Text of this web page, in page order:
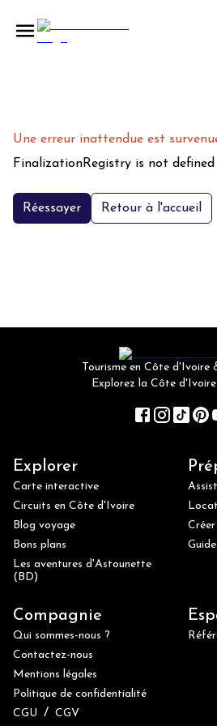
Une erreur inattendue est
FinalizationRegistry is not defined
Réessayer Retour à l'accueil
Tourisme en Côte d'Ivoire
Explorez la Côte
Explorer
Carte interactive
Circuits en Côte d'Ivoire
Blog voyage
Bons plans
Les aventures d'Astounette
(BD)
Compagnie
Qui sommes-nous ?
Contactez-nous
Mentions légales
Politique de confidentialité
CGU / CGV